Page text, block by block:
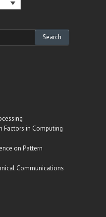
Factors in Computing
on Pattern
Communications